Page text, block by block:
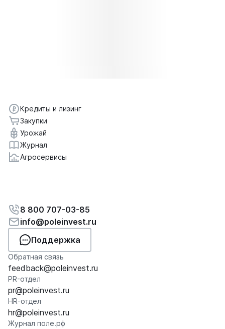
Кредиты и лизинг
Закупки
Урожай
Журнал
Агросервисы
8 800 707-03-85
info@poleinvest.ru
Поддержка
Обратная связь
feedback@poleinvest.ru
PR-отдел
pr@poleinvest.ru
HR-отдел
hr@poleinvest.ru
Журнал поле.рф